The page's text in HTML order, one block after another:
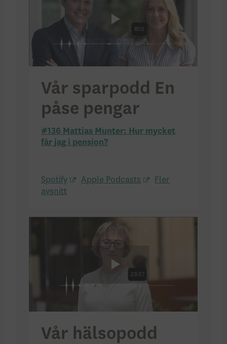
Vår sparpodd En
påse pengar
#136 Mattias Munter: Hur mycket
får jag i pension?
Spotify Apple Podcasts
Fler
avsnitt
Vår hälsopodd